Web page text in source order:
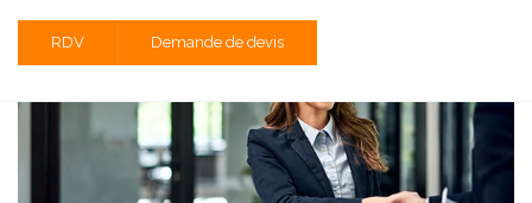
RDV Demande de devis